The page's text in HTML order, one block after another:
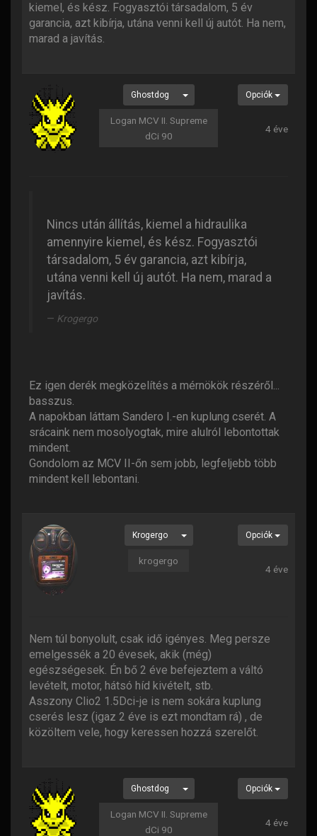
kiemel, és kész. Fogyasztói társadalom, 5 év
garancia, azt kibírja, utána venni kell új autót. Ha nem,
marad a javítás.
Ghostdog
Logan MCV II. Supreme
dCi 90
Opciók
4 éve
Nincs után állítás, kiemel a hidraulika
amennyire kiemel, és kész. Fogyasztói
társadalom, 5 év garancia, azt kibírja,
utána venni kell új autót. Ha nem, marad a
javítás.
Krogergo
Ez igen derék megközelítés a mérnökök részéről...
basszus.
A napokban láttam Sandero I.-en kuplung cserét. A
srácaink nem mosolyogtak, mire alulról lebontottak
mindent.
Gondolom az MCV II-őn sem jobb, legfeljebb több
mindent kell lebontani.
Krogergo
krogergo
Opciók
4 éve
Nem túl bonyolult, csak idő igényes. Meg persze
emelgessék a 20 évesek, akik (még)
egészségesek. Én bő 2 éve befejeztem a váltó
levételt, motor, hátsó híd kivételt, stb.
Asszony Clio2 1.5Dci-je is nem sokára kuplung
cserés lesz (igaz 2 éve is ezt mondtam rá) , de
közöltem vele, hogy keressen hozzá szerelőt.
Ghostdog
Logan MCV II. Supreme
dCi 90
Opciók
4 éve